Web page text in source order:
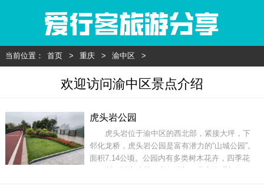
当前位置： 首页 > 重庆 > 渝中区 >
欢迎访问渝中区景点介绍
虎头岩公园
虎头岩位于渝中区的西北部，紧接大坪，下
邻化龙桥，虎头岩公园是富有潜力的“山城公园”。
面积7.14公顷。公园内有多类树木花卉，四季花